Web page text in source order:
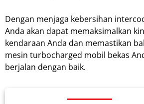
Dengan menjaga kebersihan
Anda akan dapat memaksimalkan
kendaraan Anda dan memastikan
mesin turbocharged mobil bekas
berjalan dengan baik.